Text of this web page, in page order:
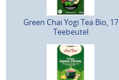
Green Chai Yogi Tea Bio, 17
Teebeutel